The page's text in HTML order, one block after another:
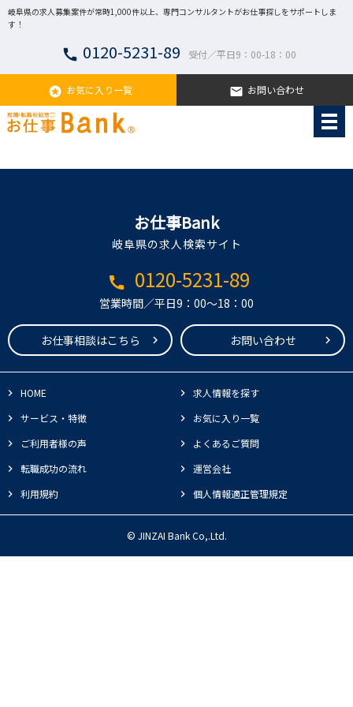
岐阜県の求人募集案件が常時1,000件以上、専門コンサルタントがお仕事探しをサポートしま
す！
call 0120-5231-89 受付／平日9：00-18：00
stars お気に入り一覧 email お問い合わせ
お仕事Bank
岐阜県の求人検索サイト
call 0120-5231-89
営業時間／平日9：00～18：00
お仕事相談はこちら お問い合わせ
HOME
求人情報を探す
サービス・特徴
お気に入り一覧
ご利用者様の声
よくあるご質問
転職成功の流れ
運営会社
利用規約
個人情報適正管理規定
© JINZAI Bank Co,.Ltd.